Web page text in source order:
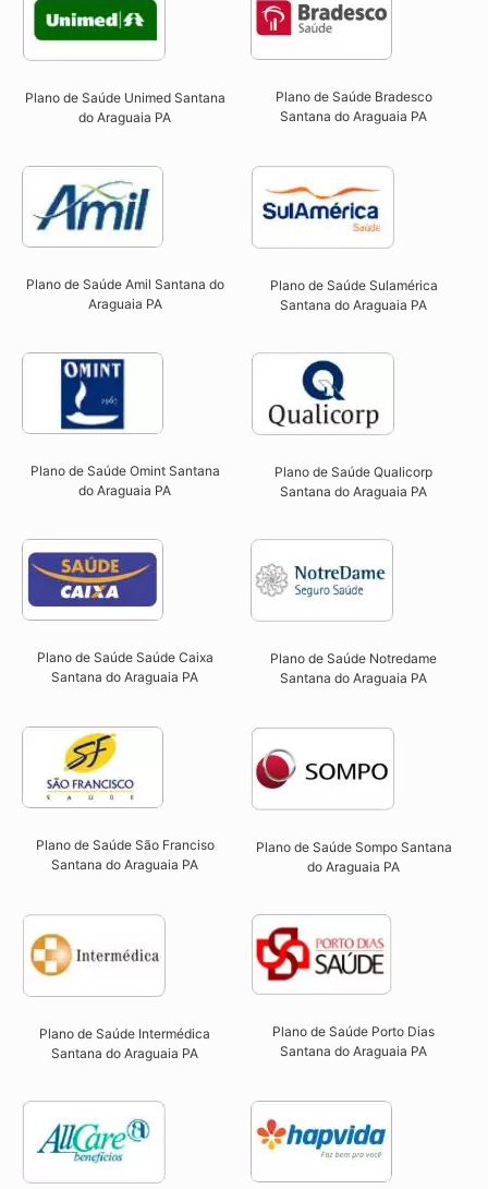
Plano de Saúde Unimed Santana
do Araguaia PA
Plano de Saúde Bradesco
Santana do Araguaia PA
Plano de Saúde Amil Santana do
Araguaia PA
Plano de Saúde Sulamérica
Santana do Araguaia PA
Plano de Saúde Omint Santana
do Araguaia PA​
Plano de Saúde Qualicorp
Santana do Araguaia PA​
Plano de Saúde Saúde Caixa
Santana do Araguaia PA​
Plano de Saúde Notredame
Santana do Araguaia PA​
Plano de Saúde São Franciso
Santana do Araguaia PA​
Plano de Saúde Sompo Santana
do Araguaia PA​
Plano de Saúde Intermédica
Santana do Araguaia PA​
Plano de Saúde Porto Dias
Santana do Araguaia PA